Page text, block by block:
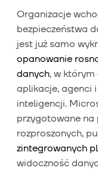
Organizacje
bezpieczeństwa
jest już samo
opanowanie
danych, w
aplikacje, agenci
inteligencji.
przygotowane na
rozproszonych,
zintegrowanych
widoczność